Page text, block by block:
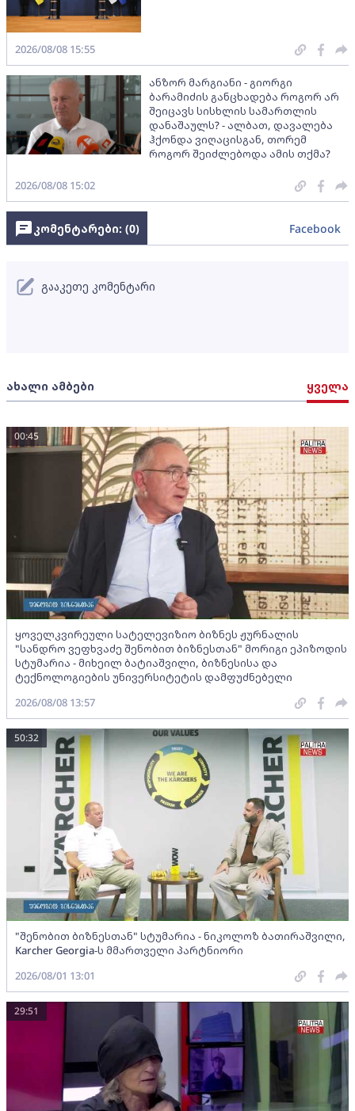
2026/08/08 15:55
ანზორ მარგიანი - გიორგი
ბარამიძის განცხადება როგორ არ
შეიცავს სისხლის სამართლის
დანაშაულს? - ალბათ, დავალება
ჰქონდა ვიღაცისგან, თორემ
როგორ შეიძლებოდა ამის თქმა?
2026/08/08 15:02
ახალი ამბები ყველა
ყოველკვირეული სატელევიზიო ბიზნეს ჟურნალის
"სანდრო ვეფხვაძე შენობით ბიზნესთან" მორიგი ეპიზოდის
სტუმარია - მიხეილ ბატიაშვილი, ბიზნესისა და
ტექნოლოგიების უნივერსიტეტის დამფუძნებელი
00:45
2026/08/08 13:57
"შენობით ბიზნესთან" სტუმარია - ნიკოლოზ ბათირაშვილი,
Karcher Georgia-ს მმართველი პარტნიორი
50:32
2026/08/01 13:01
29:51
კომენტარები: (0) Facebook
გააკეთე კომენტარი